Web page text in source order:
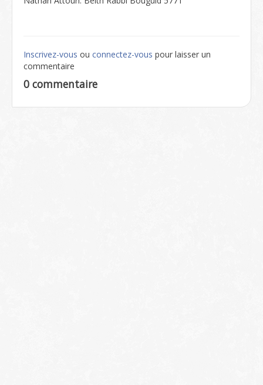
Inscrivez-vous ou connectez-vous pour laisser un
commentaire
0 commentaire